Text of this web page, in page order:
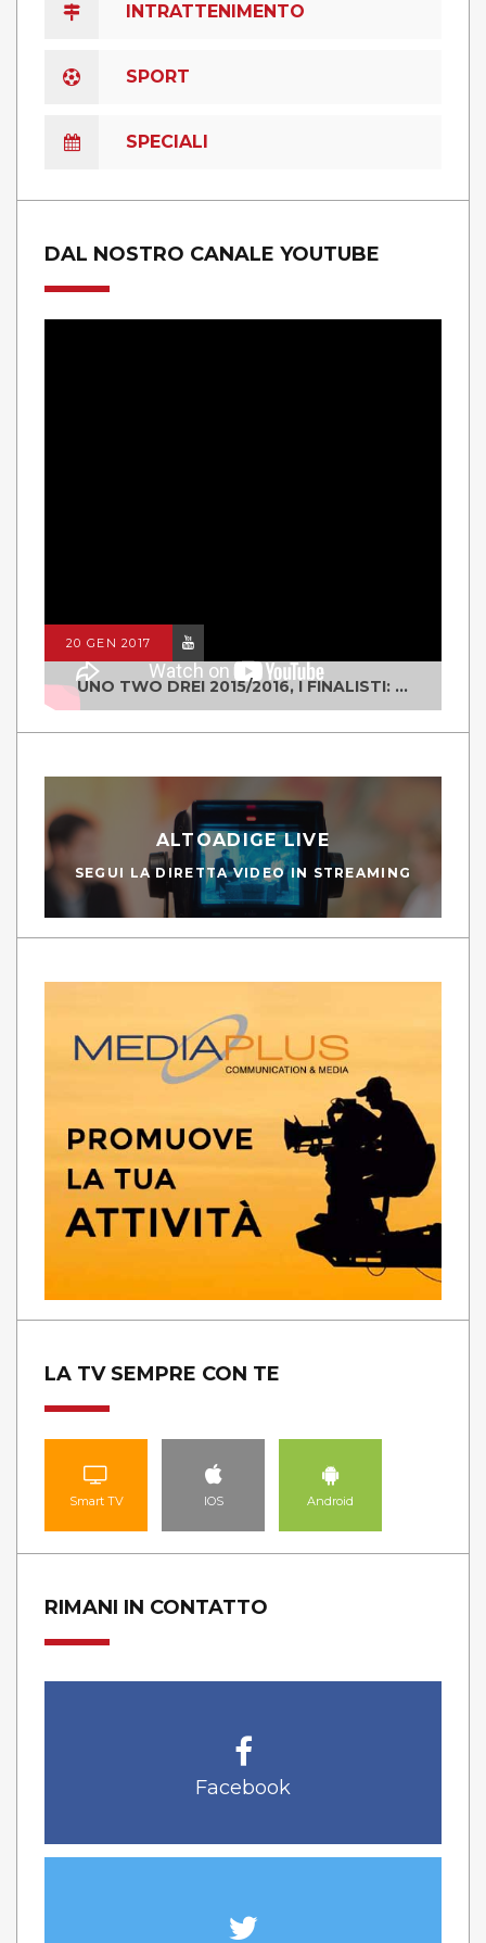
INTRATTENIMENTO
SPORT
SPECIALI
DAL NOSTRO CANALE YOUTUBE
20 GEN 2017
UNO TWO DREI 2015/2016, I FINALISTI: CLASSE IV ALS ISTITUTO "DEGASPERI" BORGO VALSUGANA
ALTOADIGE LIVE
SEGUI LA DIRETTA VIDEO IN STREAMING
LA TV SEMPRE CON TE
Smart TV IOS Android
RIMANI IN CONTATTO
Facebook